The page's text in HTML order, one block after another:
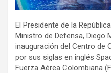
El Presidente de la
Ministro de Defensa, Diego
inauguración del Centro de
por sus siglas en inglés
Fuerza Aérea Colombiana